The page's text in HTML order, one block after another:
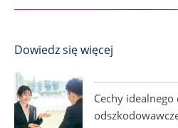
Dowiedz się więcej
Cechy